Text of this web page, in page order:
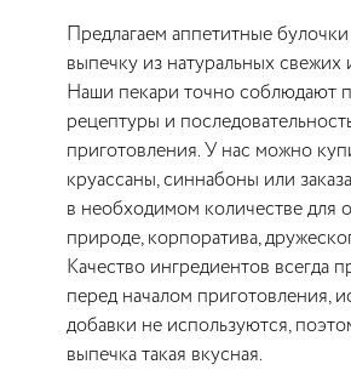
Предлагаем аппетитные
выпечку из натуральных свежих
Наши пекари точно соблюдают
рецептуры и
приготовления. У нас можно
круассаны, синнабоны или
в необходимом количестве для
природе, корпоратива,
Качество ингредиентов всегда
перед началом приготовления,
добавки не используются,
выпечка такая вкусная.